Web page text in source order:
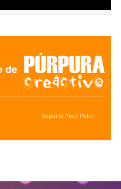
Soporte Pixel Polen